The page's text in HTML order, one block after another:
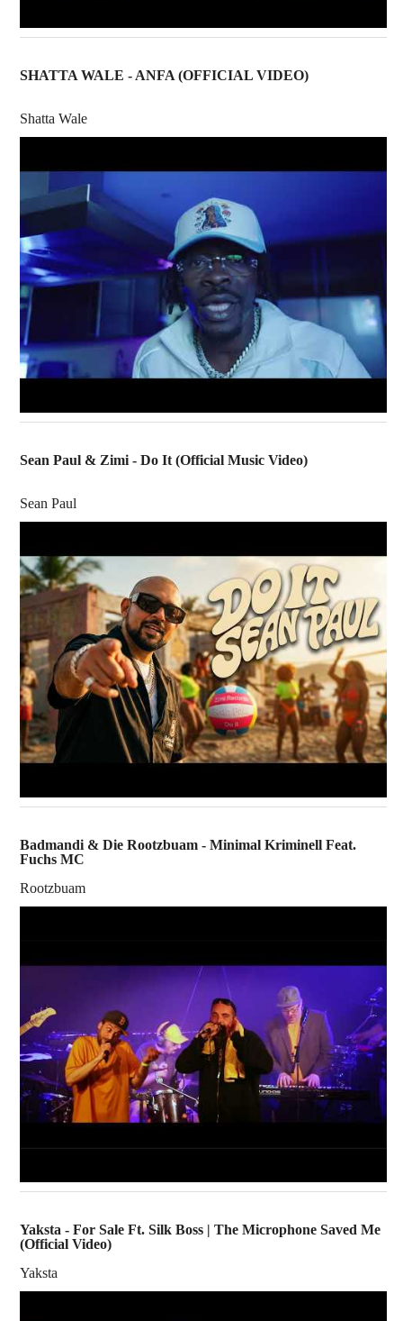
SHATTA WALE - ANFA (OFFICIAL VIDEO)
Shatta Wale
Sean Paul & Zimi - Do It (Official Music Video)
Sean Paul
Badmandi & Die Rootzbuam - Minimal Kriminell Feat.
Fuchs MC
Rootzbuam
Yaksta - For Sale Ft. Silk Boss | The Microphone Saved Me
(Official Video)
Yaksta